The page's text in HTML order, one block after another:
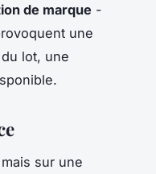
de marque -
une
lot, une
sur une